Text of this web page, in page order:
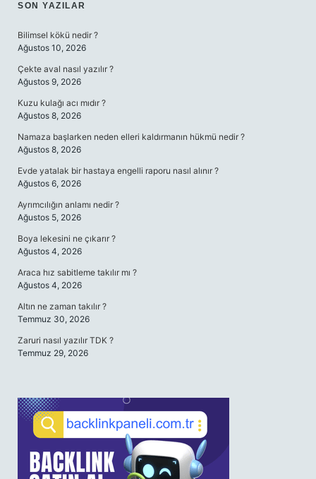
SIDEBAR
SON YAZILAR
Bilimsel kökü nedir ?
Ağustos 10, 2026
Çekte aval nasıl yazılır ?
Ağustos 9, 2026
Kuzu kulağı acı mıdır ?
Ağustos 8, 2026
Namaza başlarken neden elleri kaldırmanın hükmü nedir ?
Ağustos 8, 2026
Evde yatalak bir hastaya engelli raporu nasıl alınır ?
Ağustos 6, 2026
Ayrımcılığın anlamı nedir ?
Ağustos 5, 2026
Boya lekesini ne çıkarır ?
Ağustos 4, 2026
Araca hız sabitleme takılır mı ?
Ağustos 4, 2026
Altın ne zaman takılır ?
Temmuz 30, 2026
Zaruri nasıl yazılır TDK ?
Temmuz 29, 2026